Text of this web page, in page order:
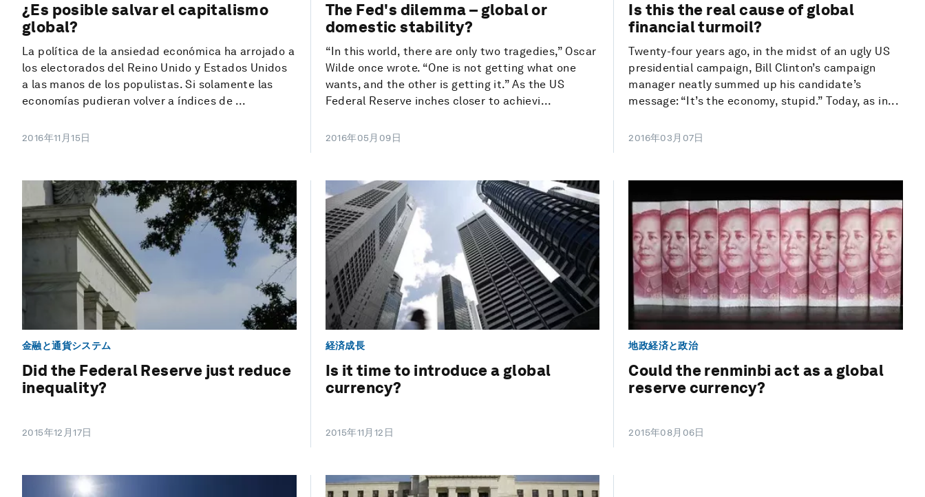
¿Es posible salvar el capitalismo
global?
La política de la ansiedad económica ha arrojado a
los electorados del Reino Unido y Estados Unidos
a las manos de los populistas. Si solamente las
economías pudieran volver a índices de ...
2016年11月15日
The Fed's dilemma – global or
domestic stability?
“In this world, there are only two tragedies,” Oscar
Wilde once wrote. “One is not getting what one
wants, and the other is getting it.” As the US
Federal Reserve inches closer to achievi...
2016年05月09日
Is this the real cause of global
financial turmoil?
Twenty-four years ago, in the midst of an ugly US
presidential campaign, Bill Clinton’s campaign
manager neatly summed up his candidate’s
message: “It’s the economy, stupid.” Today, as in...
2016年03月07日
金融と通貨システム
Did the Federal Reserve just reduce
inequality?
2015年12月17日
経済成長
Is it time to introduce a global
currency?
2015年11月12日
地政経済と政治
Could the renminbi act as a global
reserve currency?
2015年08月06日